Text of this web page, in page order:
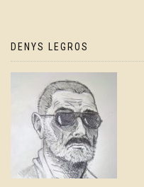
DENYS LEGROS